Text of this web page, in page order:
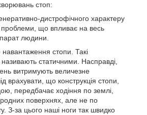
стоп:
дистрофічного характеру
що впливає на весь
людини.
стопи. Такі
статичними. Насправді,
витримують величезне
врахувати, що конструкція стопи,
передбачає ходіння по землі,
поверхнях, але не по
З-за цього наші ноги так швидко